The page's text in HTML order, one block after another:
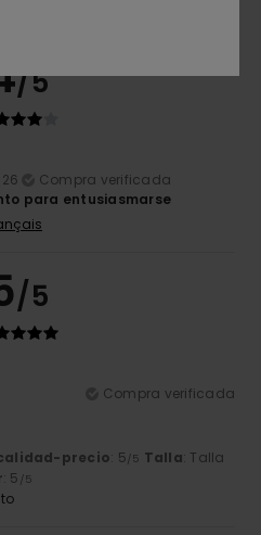
/5
Compra verificada
para entusiasmarse
/5
Compra verificada
precio: 5/5 Talla: Talla
: 5 /5